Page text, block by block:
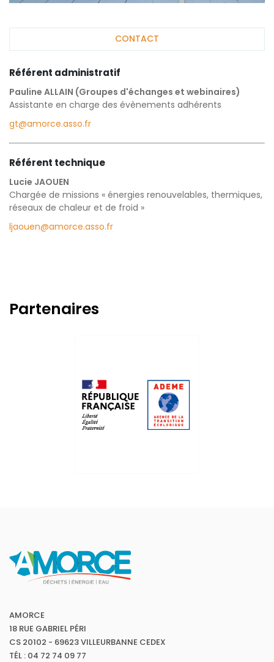
CONTACT
Référent administratif
Pauline ALLAIN (Groupes d'échanges et webinaires)
Assistante en charge des évènements adhérents
gt@amorce.asso.fr
Référent technique
Lucie JAOUEN
Chargée de missions « énergies renouvelables, thermiques,
réseaux de chaleur et de froid »
ljaouen@amorce.asso.fr
Partenaires
AMORCE
18 RUE GABRIEL PÉRI
CS 20102 - 69623 VILLEURBANNE CEDEX
TÉL : 04 72 74 09 77